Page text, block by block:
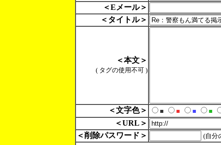
＜Eメール＞
＜タイトル＞
＜本文＞
( タグの使用不可 )
＜文字色＞ ■ ■ ■ ■
＜URL＞
＜削除パスワード＞
(自分